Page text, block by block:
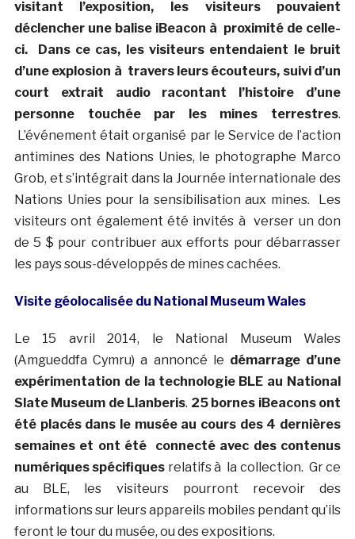
visitant l’exposition, les visiteurs pouvaient
déclencher une balise iBeacon à proximité de celle-
ci. Dans ce cas, les visiteurs entendaient le bruit
d’une explosion à travers leurs écouteurs, suivi d’un
court extrait audio racontant l’histoire d’une
personne touchée par les mines terrestres.
L’événement était organisé par le Service de l’action
antimines des Nations Unies, le photographe Marco
Grob, et s’intégrait dans la Journée internationale des
Nations Unies pour la sensibilisation aux mines. Les
visiteurs ont également été invités à verser un don
de 5 $ pour contribuer aux efforts pour débarrasser
les pays sous-développés de mines cachées.
Visite géolocalisée du National Museum Wales
Le 15 avril 2014, le National Museum Wales
(Amgueddfa Cymru) a annoncé le démarrage d’une
expérimentation de la technologie BLE au National
Slate Museum de Llanberis. 25 bornes iBeacons ont
été placés dans le musée au cours des 4 dernières
semaines et ont été connecté avec des contenus
numériques spécifiques relatifs à la collection. Gr ce
au BLE, les visiteurs pourront recevoir des
informations sur leurs appareils mobiles pendant qu’ils
feront le tour du musée, ou des expositions.